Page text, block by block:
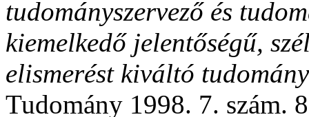
tudományszervező és
kiemelkedő jelentőségű,
elismerést kiváltó
Tudomány 1998. 7. szám.